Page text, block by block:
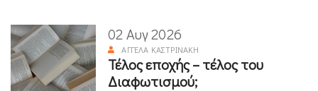
02 Αυγ 2026
ΑΓΓΈΛΑ ΚΑΣΤΡΙΝΆΚΗ
Τέλος εποχής – τέλος του
Διαφωτισμού;